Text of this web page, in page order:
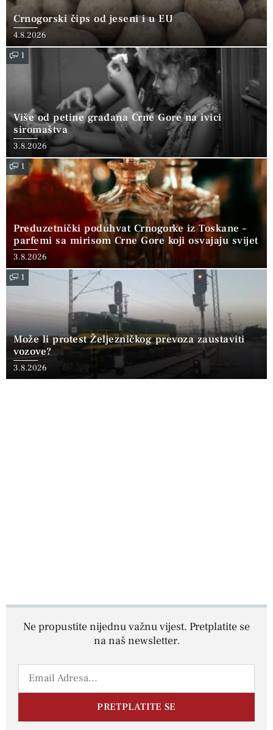
Crnogorski čips od jeseni i u EU
4.8.2026
1
Više od petine građana Crne Gore na ivici
siromaštva
3.8.2026
1
Preduzetnički poduhvat Crnogorke iz Toskane –
parfemi sa mirisom Crne Gore koji osvajaju svijet
3.8.2026
1
Može li protest Željezničkog prevoza zaustaviti
vozove?
3.8.2026
Ne propustite nijednu važnu vijest. Pretplatite se
na naš newsletter.
PRETPLATITE SE